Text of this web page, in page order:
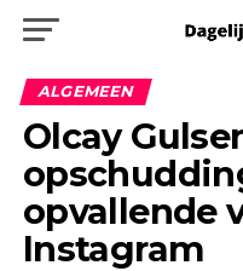
ALGEMEEN
Olcay
opvallende
Instagram